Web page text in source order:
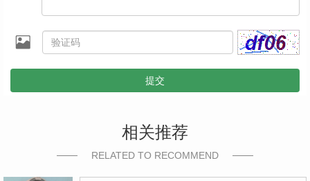
提交
相关推荐
RELATED TO RECOMMEND